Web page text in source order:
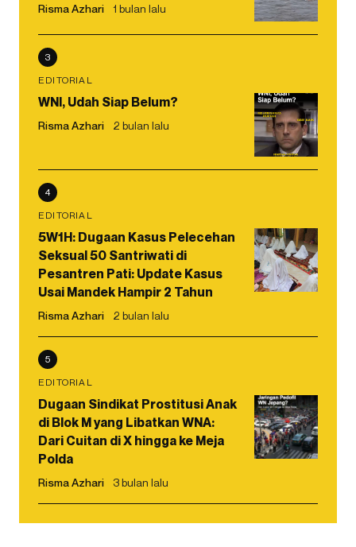
Risma Azhari 1 bulan lalu
3
EDITORIAL
WNI, Udah Siap Belum?
Risma Azhari 2 bulan lalu
4
EDITORIAL
5W1H: Dugaan Kasus Pelecehan
Seksual 50 Santriwati di
Pesantren Pati: Update Kasus
Usai Mandek Hampir 2 Tahun
Risma Azhari 2 bulan lalu
5
EDITORIAL
Dugaan Sindikat Prostitusi Anak
di Blok M yang Libatkan WNA:
Dari Cuitan di X hingga ke Meja
Polda
Risma Azhari 3 bulan lalu